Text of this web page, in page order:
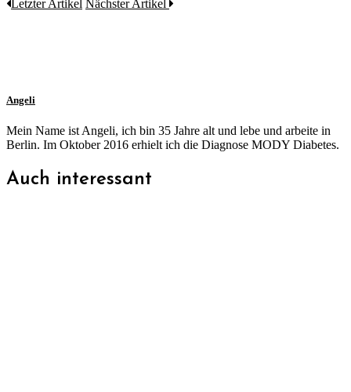
Letzter Artikel Nächster Artikel
Angeli
Mein Name ist Angeli, ich bin 35 Jahre alt und lebe und arbeite in
Berlin. Im Oktober 2016 erhielt ich die Diagnose MODY Diabetes.
Auch interessant